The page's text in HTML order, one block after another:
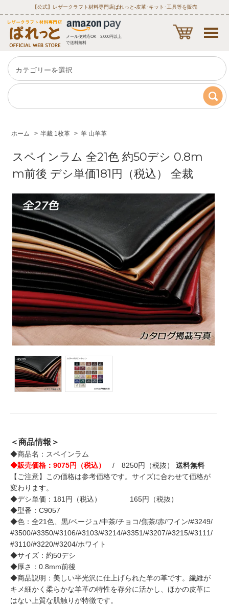
【公式】レザークラフト材料専門店ぱれっと‐皮革･キット･工具等を販売
メール便対応OK 3,000円以上
で送料無料
ホーム > 半裁 1枚革 > 羊 山羊革
スペインラム 全21色 約50デシ 0.8m
m前後 デシ単価181円（税込） 全裁
＜商品情報＞
◆商品名：スペインラム
◆販売価格：9075円（税込）
/ 8250円（税抜） 送料無料
【ご注意】この価格は参考価格です。サイズに合わせて価格が
変わります。
◆デシ単価：181円（税込） 165円（税抜）
◆型番：C9057
◆色：全21色、黒/ベージュ/中茶/チョコ/焦茶/赤/ワイン/#3249/
#3500/#3350/#3106/#3103/#3214/#3351/#3207/#3215/#3111/
#3110/#3220/#3204/ホワイト
◆サイズ：約50デシ
◆厚さ：0.8mm前後
◆商品説明：美しい半光沢に仕上げられた羊の革です。繊維が
キメ細かく柔らかな羊革の特性を存分に活かし、ほかの皮革に
はない上質な肌触りが特徴です。